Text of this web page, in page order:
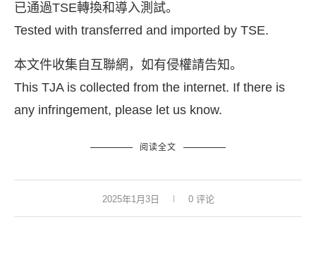
已通過TSE轉換和導入測試。
Tested with transferred and imported by TSE.
本文件收集自互聯網，如有侵權請告知。
This TJA is collected from the internet. If there is
any infringement, please let us know.
阅读全文
2025年1月3日 0 评论